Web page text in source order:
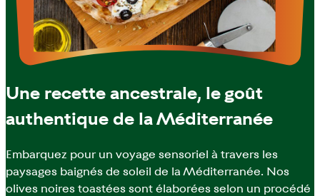
Une recette ancestrale, le goût
authentique de la Méditerranée
Embarquez pour un voyage sensoriel à travers les
paysages baignés de soleil de la Méditerranée. Nos
olives noires toastées sont élaborées selon un procédé